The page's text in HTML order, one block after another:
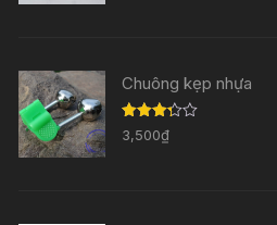
Chuông kẹp nhựa
Được
xếp
3,500₫